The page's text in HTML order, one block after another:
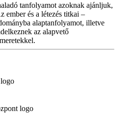
tanfolyamot azoknak ajánljuk,
ember és a létezés titkai –
alaptanfolyamot, illetve
az alapvető